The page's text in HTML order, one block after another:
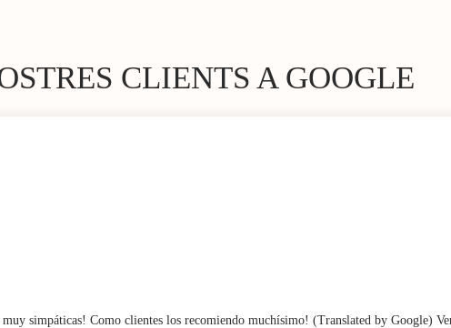
CLIENTS A GOOGLE
simpáticas! Como clientes los recomiendo muchísimo! (Translated by Google)